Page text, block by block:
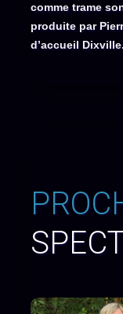
comme trame
produite par
d’accueil